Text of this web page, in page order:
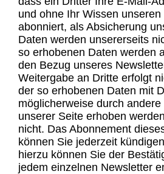
und ohne Ihr Wissen
abonniert, als Absicherung
Daten werden unsererseits
so erhobenen Daten werden
den Bezug unseres
Weitergabe an Dritte erfolgt
der so erhobenen Daten mit
möglicherweise durch
unserer Seite erhoben
nicht. Das Abonnement
können Sie jederzeit
hierzu können Sie der
jedem einzelnen Newsletter